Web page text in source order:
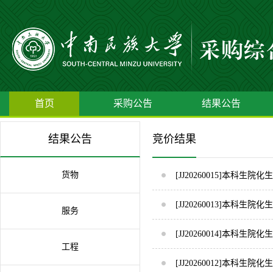
首页 采购公告 结果公告
结果公告
货物
服务
工程
竞价结果
[JJ20260015]本科生院化
[JJ20260013]本科生院化
[JJ20260014]本科生院化
[JJ20260012]本科生院化